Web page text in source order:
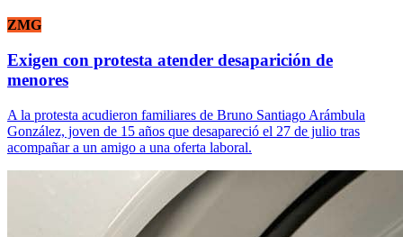
ZMG
Exigen con protesta atender desaparición de
menores
A la protesta acudieron familiares de Bruno Santiago Arámbula
González, joven de 15 años que desapareció el 27 de julio tras
acompañar a un amigo a una oferta laboral.